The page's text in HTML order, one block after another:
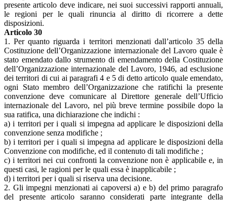
presente articolo deve indicare, nei suoi successivi rapporti annuali,
le regioni per le quali rinuncia al diritto di ricorrere a dette
disposizioni.
Articolo 30
1. Per quanto riguarda i territori menzionati dall’articolo 35 della
Costituzione dell’Organizzazione internazionale del Lavoro quale è
stato emendato dallo strumento di emendamento della Costituzione
dell’Organizzazione internazionale del Lavoro, 1946, ad esclusione
dei territori di cui ai paragrafi 4 e 5 di detto articolo quale emendato,
ogni Stato membro dell’Organizzazione che ratifichi la presente
convenzione deve comunicare al Direttore generale dell’Ufficio
internazionale del Lavoro, nel più breve termine possibile dopo la
sua ratifica, una dichiarazione che indichi :
a) i territori per i quali si impegna ad applicare le disposizioni della
convenzione senza modifiche ;
b) i territori per i quali si impegna ad applicare le disposizioni della
Convenzione con modifiche, ed il contenuto di tali modifiche ;
c) i territori nei cui confronti la convenzione non è applicabile e, in
questi casi, le ragioni per le quali essa è inapplicabile ;
d) i territori per i quali si riserva una decisione.
2. Gli impegni menzionati ai capoversi a) e b) del primo paragrafo
del presente articolo saranno considerati parte integrante della